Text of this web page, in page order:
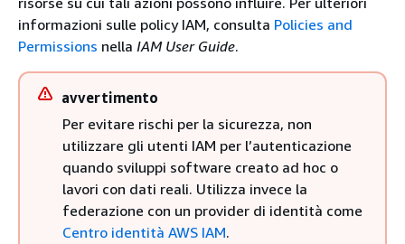
informazioni sulle policy IAM, consulta Policies and
Permissions nella IAM User Guide.
avvertimento
Per evitare rischi per la sicurezza, non
utilizzare gli utenti IAM per l’autenticazione
quando sviluppi software creato ad hoc o
lavori con dati reali. Utilizza invece la
federazione con un provider di identità come
Centro identità AWS IAM.